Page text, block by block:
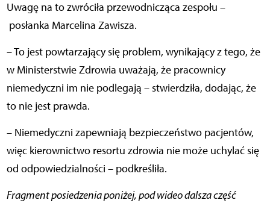
Uwagę na to zwróciła przewodnicząca zespołu –
posłanka Marcelina Zawisza.
– To jest powtarzający się problem, wynikający z tego, że
w Ministerstwie Zdrowia uważają, że pracownicy
niemedyczni im nie podlegają – stwierdziła, dodając, że
to nie jest prawda.
– Niemedyczni zapewniają bezpieczeństwo pacjentów,
więc kierownictwo resortu zdrowia nie może uchylać się
od odpowiedzialności – podkreśliła.
Fragment posiedzenia poniżej, pod wideo dalsza część